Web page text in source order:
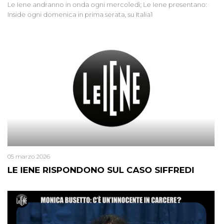
Le Iene andranno in onda ogni mercoledì; Le Iene presentano:
Inside ogni domenica in prima serata, su Italia1
LE IENE RISPONDONO SUL CASO SIFFREDI
05 marzo 2026